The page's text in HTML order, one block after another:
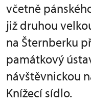
včetně
již druhou
na Šternberku
památkový
návštěvnickou
Knížecí sídlo.